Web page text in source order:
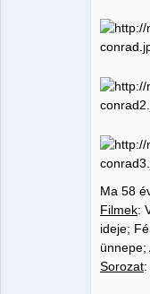
Ma 58
Filmek:
ideje;
ünnepe;
Sorozat